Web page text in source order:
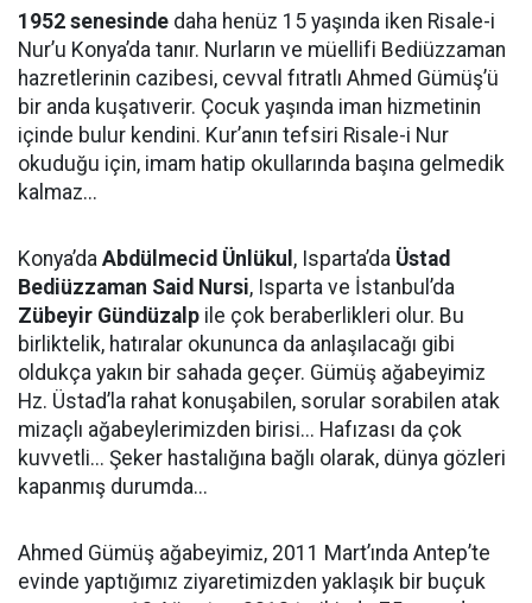
1952 senesinde daha henüz 15 yaşında iken Risale-i
Nur’u Konya’da tanır. Nurların ve müellifi Bediüzzaman
hazretlerinin cazibesi, cevval fıtratlı Ahmed Gümüş’ü
bir anda kuşatıverir. Çocuk yaşında iman hizmetinin
içinde bulur kendini. Kur’anın tefsiri Risale-i Nur
okuduğu için, imam hatip okullarında başına gelmedik
kalmaz...
Konya’da Abdülmecid Ünlükul , Isparta’da Üstad
Bediüzzaman Said Nursi, Isparta ve İstanbul’da
Zübeyir Gündüzalp ile çok beraberlikleri olur. Bu
birliktelik, hatıralar okununca da anlaşılacağı gibi
oldukça yakın bir sahada geçer. Gümüş ağabeyimiz
Hz. Üstad’la rahat konuşabilen, sorular sorabilen atak
mizaçlı ağabeylerimizden birisi... Hafızası da çok
kuvvetli... Şeker hastalığına bağlı olarak, dünya gözleri
kapanmış durumda...
Ahmed Gümüş ağabeyimiz, 2011 Mart’ında Antep’te
evinde yaptığımız ziyaretimizden yaklaşık bir buçuk